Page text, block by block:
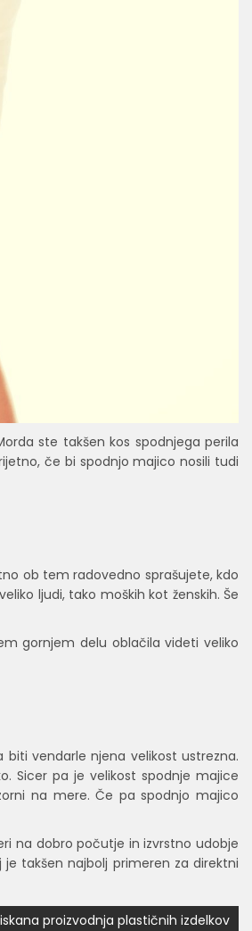
ste takšen kos spodnjega perila
če bi spodnjo majico nosili tudi
ob tem radovedno sprašujete, kdo
ljudi, tako moških kot ženskih. Še
gornjem delu oblačila videti veliko
vendarle njena velikost ustrezna.
Sicer pa je velikost spodnje majice
na mere. Če pa spodnjo majico
na dobro počutje in izvrstno udobje
takšen najbolj primeren za direktni
proizvodnja plastičnih izdelkov